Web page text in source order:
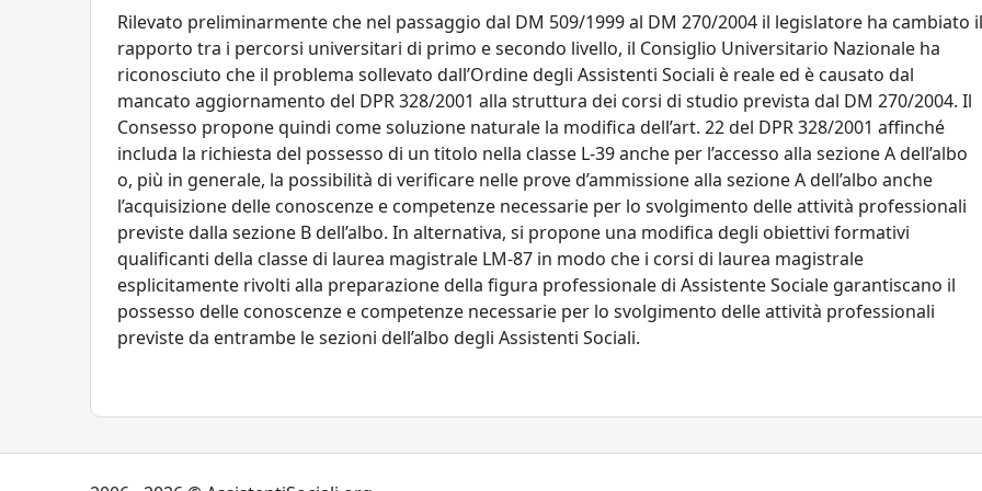
Rilevato preliminarmente che nel passaggio dal DM 509/1999 al DM 270/2004 il legislatore ha cambiato il
rapporto tra i percorsi universitari di primo e secondo livello, il Consiglio Universitario Nazionale ha
riconosciuto che il problema sollevato dall’Ordine degli Assistenti Sociali è reale ed è causato dal
mancato aggiornamento del DPR 328/2001 alla struttura dei corsi di studio prevista dal DM 270/2004. Il
Consesso propone quindi come soluzione naturale la modifica dell’art. 22 del DPR 328/2001 affinché
includa la richiesta del possesso di un titolo nella classe L-39 anche per l’accesso alla sezione A dell’albo
o, più in generale, la possibilità di verificare nelle prove d’ammissione alla sezione A dell’albo anche
l’acquisizione delle conoscenze e competenze necessarie per lo svolgimento delle attività professionali
previste dalla sezione B dell’albo. In alternativa, si propone una modifica degli obiettivi formativi
qualificanti della classe di laurea magistrale LM-87 in modo che i corsi di laurea magistrale
esplicitamente rivolti alla preparazione della figura professionale di Assistente Sociale garantiscano il
possesso delle conoscenze e competenze necessarie per lo svolgimento delle attività professionali
previste da entrambe le sezioni dell’albo degli Assistenti Sociali.